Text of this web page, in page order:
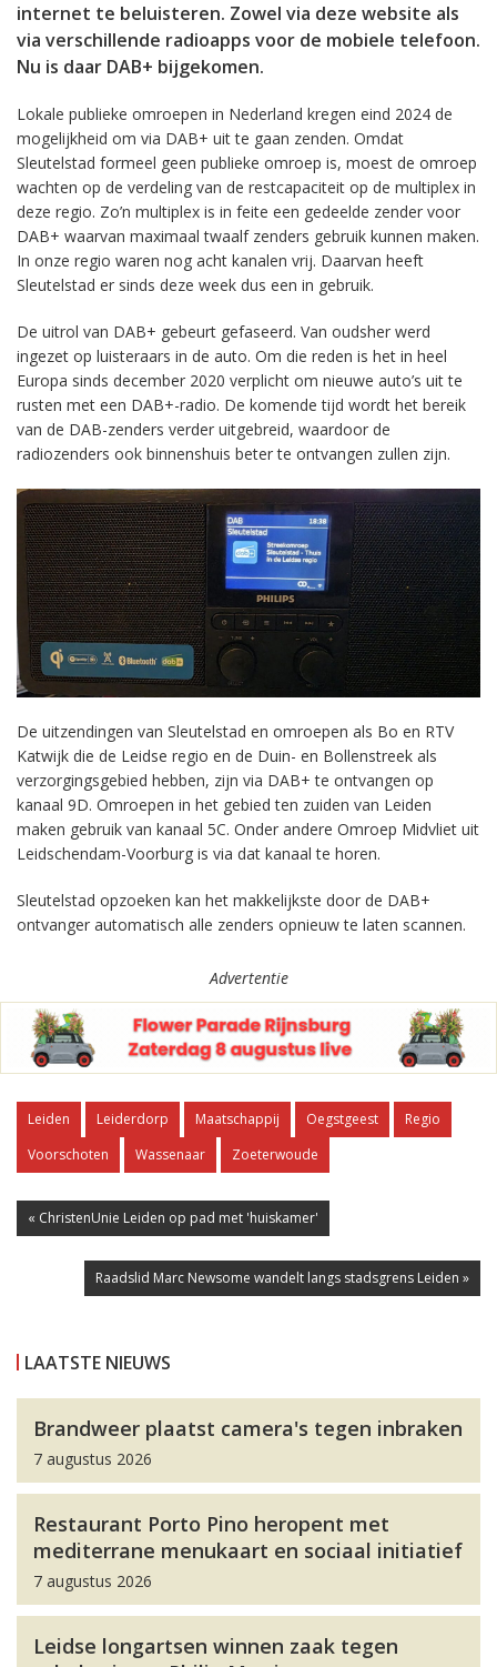
internet te beluisteren. Zowel via deze website als
via verschillende radioapps voor de mobiele telefoon.
Nu is daar DAB+ bijgekomen.
Lokale publieke omroepen in Nederland kregen eind 2024 de
mogelijkheid om via DAB+ uit te gaan zenden. Omdat
Sleutelstad formeel geen publieke omroep is, moest de omroep
wachten op de verdeling van de restcapaciteit op de multiplex in
deze regio. Zo’n multiplex is in feite een gedeelde zender voor
DAB+ waarvan maximaal twaalf zenders gebruik kunnen maken.
In onze regio waren nog acht kanalen vrij. Daarvan heeft
Sleutelstad er sinds deze week dus een in gebruik.
De uitrol van DAB+ gebeurt gefaseerd. Van oudsher werd
ingezet op luisteraars in de auto. Om die reden is het in heel
Europa sinds december 2020 verplicht om nieuwe auto’s uit te
rusten met een DAB+-radio. De komende tijd wordt het bereik
van de DAB-zenders verder uitgebreid, waardoor de
radiozenders ook binnenshuis beter te ontvangen zullen zijn.
De uitzendingen van Sleutelstad en omroepen als Bo en RTV
Katwijk die de Leidse regio en de Duin- en Bollenstreek als
verzorgingsgebied hebben, zijn via DAB+ te ontvangen op
kanaal 9D. Omroepen in het gebied ten zuiden van Leiden
maken gebruik van kanaal 5C. Onder andere Omroep Midvliet uit
Leidschendam-Voorburg is via dat kanaal te horen.
Sleutelstad opzoeken kan het makkelijkste door de DAB+
ontvanger automatisch alle zenders opnieuw te laten scannen.
Advertentie
Leiden Leiderdorp Maatschappij Oegstgeest
Regio
Voorschoten
Wassenaar Zoeterwoude
« ChristenUnie Leiden op pad met 'huiskamer'
Raadslid Marc Newsome wandelt langs stadsgrens Leiden »
LAATSTE NIEUWS
Brandweer plaatst camera's tegen inbraken
7 augustus 2026
Restaurant Porto Pino heropent met
mediterrane menukaart en sociaal initiatief
7 augustus 2026
Leidse longartsen winnen zaak tegen